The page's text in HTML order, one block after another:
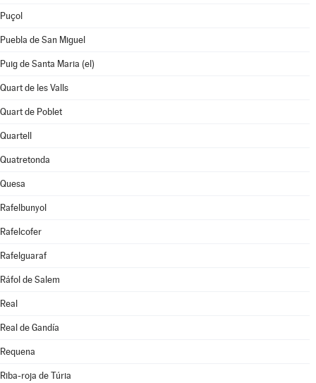
Puçol
Puebla de San Miguel
Puig de Santa Maria (el)
Quart de les Valls
Quart de Poblet
Quartell
Quatretonda
Quesa
Rafelbunyol
Rafelcofer
Rafelguaraf
Ráfol de Salem
Real
Real de Gandía
Requena
Riba-roja de Túria